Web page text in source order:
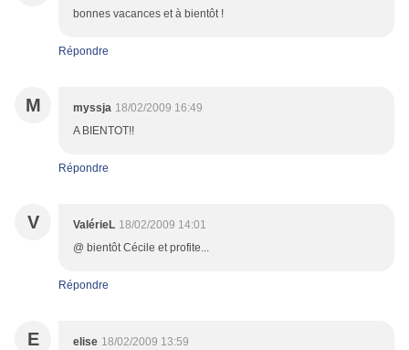
bonnes vacances et à bientôt !
Répondre
M myssja 18/02/2009 16:49
A BIENTOT!!
Répondre
V ValérieL 18/02/2009 14:01
@ bientôt Cécile et profite...
Répondre
E elise 18/02/2009 13:59